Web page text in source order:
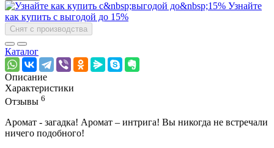
Узнайте
как купить с выгодой до 15%
Снят с производства
Каталог
Описание
Характеристики
Отзывы 6
Аромат - загадка! Аромат – интрига! Вы никогда не встречали
ничего подобного!